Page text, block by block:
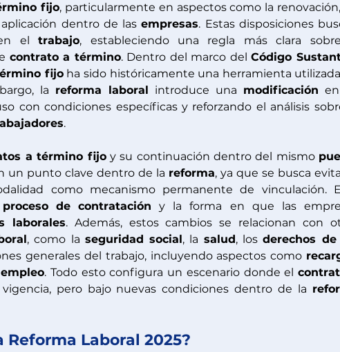
fijo, particularmente en aspectos como la
dentro de las empresas. Estas disposiciones
en el trabajo, estableciendo una regla más clara
contrato a término. Dentro del marco del Código
fijo ha sido históricamente una herramienta
la reforma laboral introduce una modificación
.
a término fijo y su continuación dentro del mismo
un punto clave dentro de la reforma, ya que se busca
como mecanismo permanente de vinculación.
proceso de contratación y la forma en que las
laborales. Además, estos cambios se relacionan con
, como la seguridad social, la salud, los derechos
generales del trabajo, incluyendo aspectos como
empleo. Todo esto configura un escenario donde el
pero bajo nuevas condiciones dentro de la
Reforma Laboral 2025?